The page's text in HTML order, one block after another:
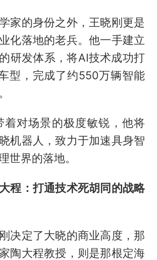
家的身份之外，王晓刚更是
化落地的老兵。他一手建立
研发体系，将AI技术成功打
型，完成了约550万辆智能
着对场景的极度敏锐，他将
机器人，致力于加速具身智
世界的落地。
程：打通技术死胡同的战略
决定了大晓的商业高度，那
陶大程教授，则是那根定海